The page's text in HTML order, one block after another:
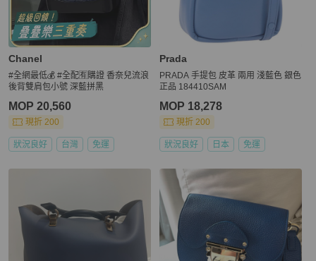
Chanel
#全網最低💰 #全配🈶購證 香奈兒流浪
後背雙肩包小號 深藍拼黑
MOP 20,560
現折 200
狀況良好 台灣 免運
Prada
PRADA 手提包 皮革 兩用 淺藍色 銀色
正品 184410SAM
MOP 18,278
現折 200
狀況良好 日本 免運